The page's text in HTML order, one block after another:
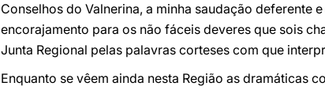
Conselhos do Valnerina, a minha saudação deferente
encorajamento para os não fáceis deveres que sois
Junta Regional pelas palavras corteses com que
Enquanto se vêem ainda nesta Região as dramáticas